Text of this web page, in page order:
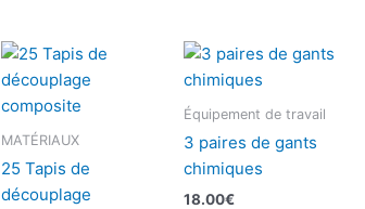
MATÉRIAUX
25 Tapis de
découplage
Équipement de travail
3 paires de gants
chimiques
18.00€